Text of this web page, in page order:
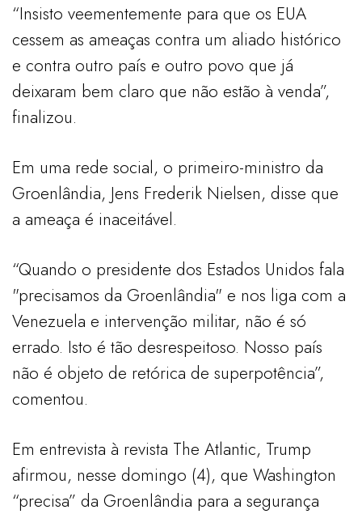
“Insisto veementemente para que os EUA
cessem as ameaças contra um aliado histórico
e contra outro país e outro povo que já
deixaram bem claro que não estão à venda”,
finalizou.
Em uma rede social, o primeiro-ministro da
Groenlândia, Jens Frederik Nielsen, disse que
a ameaça é inaceitável.
“Quando o presidente dos Estados Unidos fala
"precisamos da Groenlândia" e nos liga com a
Venezuela e intervenção militar, não é só
errado. Isto é tão desrespeitoso. Nosso país
não é objeto de retórica de superpotência”,
comentou.
Em entrevista à revista The Atlantic, Trump
afirmou, nesse domingo (4), que Washington
“precisa” da Groenlândia para a segurança